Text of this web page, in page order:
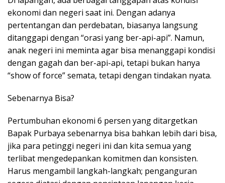
ekonomi dan negeri saat ini. Dengan adanya
pertentangan dan perdebatan, biasanya langsung
ditanggapi dengan “orasi yang ber-api-api”. Namun,
anak negeri ini meminta agar bisa menanggapi kondisi
dengan gagah dan ber-api-api, tetapi bukan hanya
“show of force” semata, tetapi dengan tindakan nyata.
Sebenarnya Bisa?
Pertumbuhan ekonomi 6 persen yang ditargetkan
Bapak Purbaya sebenarnya bisa bahkan lebih dari bisa,
jika para petinggi negeri ini dan kita semua yang
terlibat mengedepankan komitmen dan konsisten.
Harus mengambil langkah-langkah; penganguran